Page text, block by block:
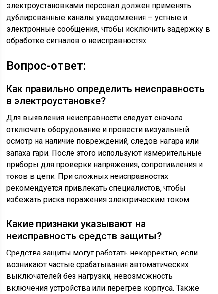
электроустановками персонал должен применять
дублированные каналы уведомления – устные и
электронные сообщения, чтобы исключить задержку в
обработке сигналов о неисправностях.
Вопрос-ответ:
Как правильно определить неисправность
в электроустановке?
Для выявления неисправности следует сначала
отключить оборудование и провести визуальный
осмотр на наличие повреждений, следов нагара или
запаха гари. После этого используют измерительные
приборы для проверки напряжения, сопротивления и
токов в цепи. При сложных неисправностях
рекомендуется привлекать специалистов, чтобы
избежать риска поражения электрическим током.
Какие признаки указывают на
неисправность средств защиты?
Средства защиты могут работать некорректно, если
возникают частые срабатывания автоматических
выключателей без нагрузки, невозможность
включения устройства или перегрев корпуса. Также